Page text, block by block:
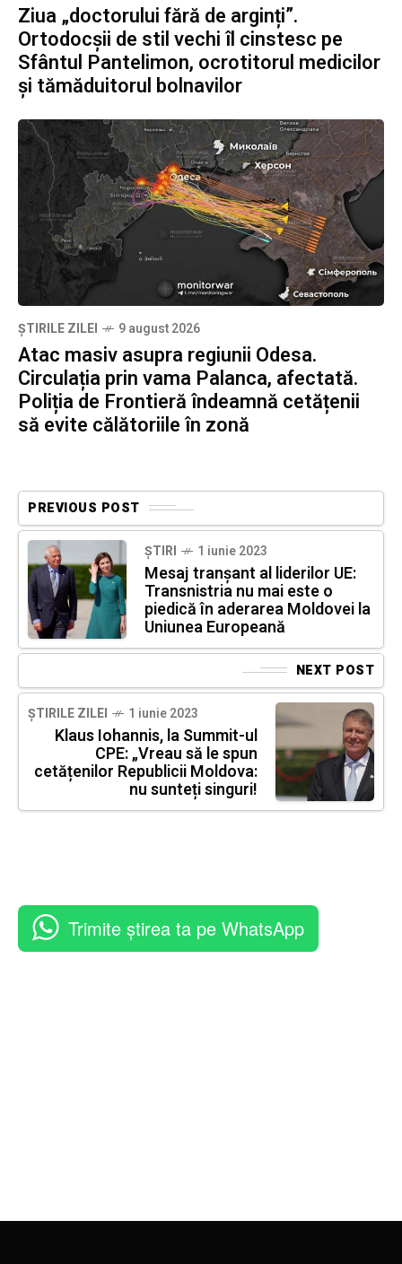
Ziua „doctorului fără de arginți”.
Ortodocșii de stil vechi îl cinstesc pe
Sfântul Pantelimon, ocrotitorul medicilor
și tămăduitorul bolnavilor
ȘTIRILE ZILEI 9 august 2026
Atac masiv asupra regiunii Odesa.
Circulația prin vama Palanca, afectată.
Poliția de Frontieră îndeamnă cetățenii
să evite călătoriile în zonă
PREVIOUS POST
ȘTIRI 1 iunie 2023
Mesaj tranșant al liderilor UE:
Transnistria nu mai este o
piedică în aderarea Moldovei la
Uniunea Europeană
NEXT POST
ȘTIRILE ZILEI 1 iunie 2023
Klaus Iohannis, la Summit-ul
CPE: „Vreau să le spun
cetățenilor Republicii Moldova:
nu sunteți singuri!
Trimite știrea ta pe WhatsApp